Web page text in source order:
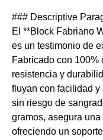
### Descriptive
El **Block Fabriano
es un testimonio de
Fabricado con 100%
resistencia y
fluyan con facilidad y
sin riesgo de
gramos, asegura
ofreciendo un